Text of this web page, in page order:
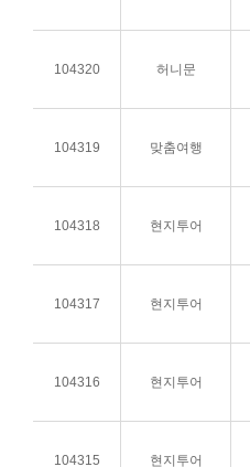
104320 허니문
104319 맞춤여행
104318 현지투어
104317 현지투어
104316 현지투어
104315 현지투어